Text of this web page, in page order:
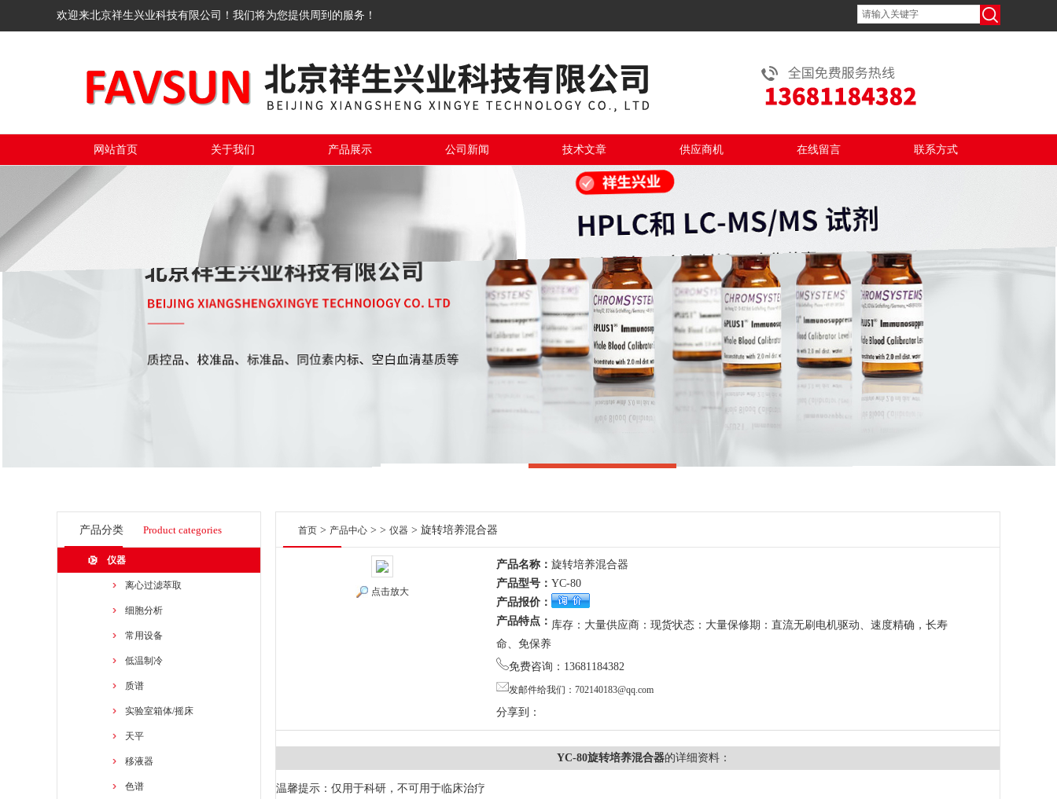
欢迎来北京祥生兴业科技有限公司！我们将为您提供周到的服务！
网站首页 关于我们 产品展示 公司新闻 技术文章 供应商机 在线留言 联系方式
产品分类 Product categories
仪器
离心过滤萃取
细胞分析
常用设备
低温制冷
质谱
实验室箱体/摇床
天平
移液器
色谱
首页 > 产品中心 > > 仪器 > 旋转培养混合器
点击放大
产品名称： 旋转培养混合器
产品型号： YC-80
产品报价：
产品特点： 库存：大量供应商：现货状态：大量保修期：直流无刷电机驱动、速度精确，长寿
命、免保养
免费咨询：13681184382
发邮件给我们：702140183@qq.com
分享到：
YC-80旋转培养混合器的详细资料：
温馨提示：仅用于科研，不可用于临床治疗